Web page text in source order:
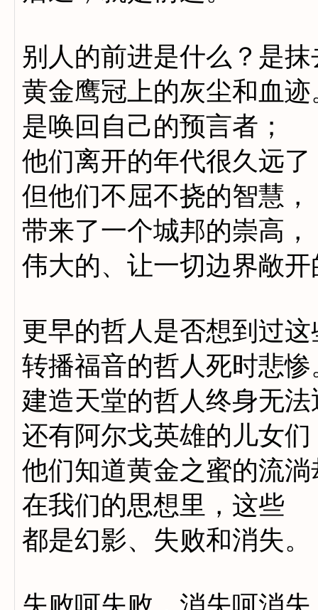
别人的前进是什么？是
黄金鹰冠上的灰尘和血迹
是唤回自己的预言者；
他们离开的年代很久远了
但他们不屈不挠的智慧，
带来了一个城邦的崇高，
伟大的、让一切边界敞
更早的哲人是否想到过这
转播福音的哲人死时悲惨
建造天堂的哲人终身无
还有阿尔戈英雄的儿女们
他们知道黄金之蜜的流
在我们的思想里，这些
都是幻影、失败和消失。